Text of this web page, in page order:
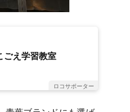
ごえ学習教室
ロコサポーター